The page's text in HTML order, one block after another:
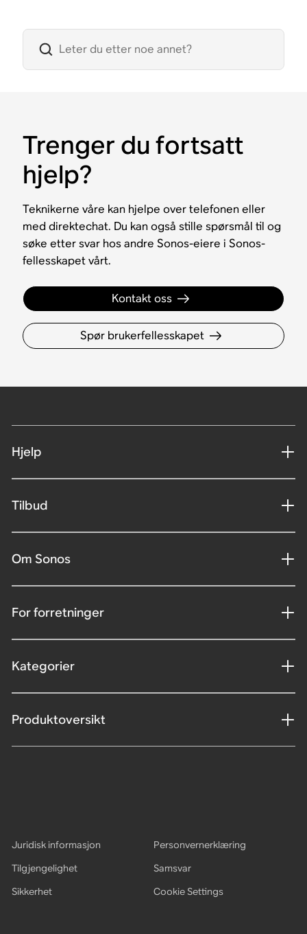
Trenger du fortsatt
hjelp?
Teknikerne våre kan hjelpe over telefonen eller
med direktechat. Du kan også stille spørsmål til og
søke etter svar hos andre Sonos-eiere i Sonos-
fellesskapet vårt.
Kontakt oss
Spør brukerfellesskapet
Hjelp
Tilbud
Om Sonos
For forretninger
Kategorier
Produktoversikt
Juridisk informasjon
Personvernerklæring
Tilgjengelighet
Samsvar
Sikkerhet
Cookie Settings